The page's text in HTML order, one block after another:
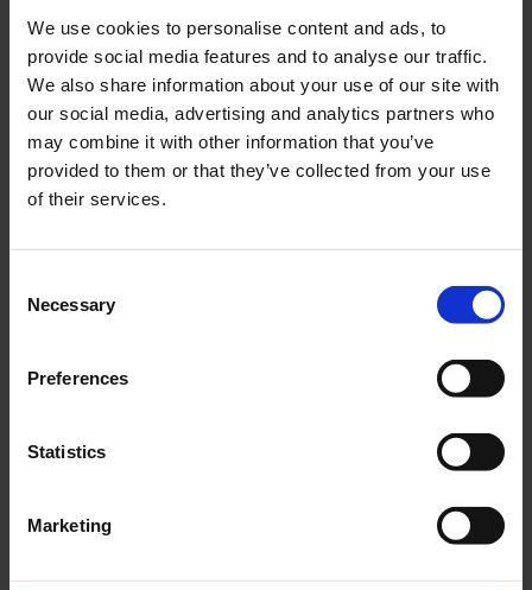
We use cookies to personalise content and ads, to
provide social media features and to analyse our traffic.
We also share information about your use of our site with
our social media, advertising and analytics partners who
may combine it with other information that you’ve
provided to them or that they’ve collected from your use
of their services.
Selection
Necessary
Preferences
Statistics
Marketing
Experiencia del cliente